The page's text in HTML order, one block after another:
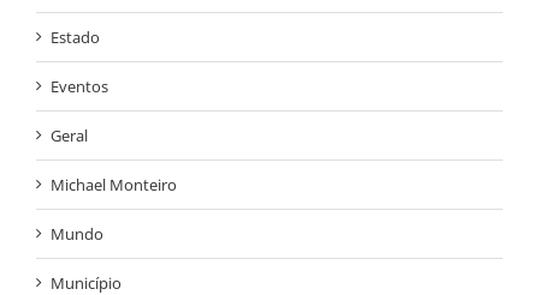
Estado
Eventos
Geral
Michael Monteiro
Mundo
Município